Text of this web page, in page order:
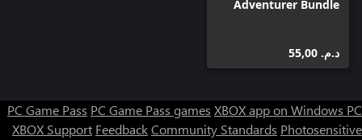
Adventurer Bundle
د.م.‏ 55,00
PC Game Pass PC Game Pass games XBOX app on Windows PC
XBOX Support FeedbackCommunity Standards Photosensitive